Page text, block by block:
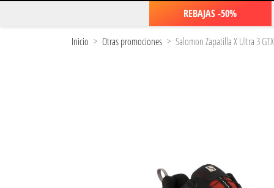
REBAJAS -50%
Inicio Otras promociones Salomon Zapatilla X Ultra 3